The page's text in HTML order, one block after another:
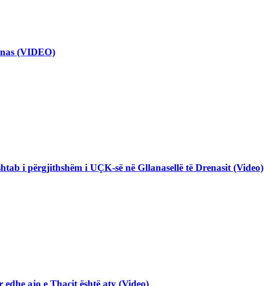
(VIDEO)
i përgjithshëm i UÇK-së në Gllanasellë të Drenasit (Video)
ajo e Thaçit është aty (Video)